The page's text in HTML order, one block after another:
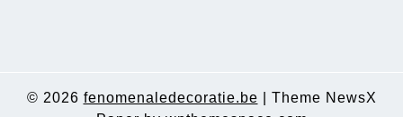
© 2026 fenomenaledecoratie.be
Theme NewsX